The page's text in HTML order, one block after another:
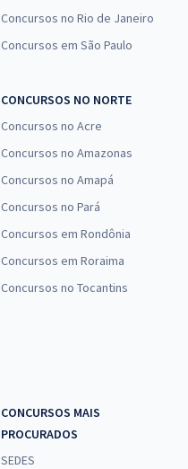
Concursos no Rio de Janeiro
Concursos em São Paulo
CONCURSOS NO NORTE
Concursos no Acre
Concursos no Amazonas
Concursos no Amapá
Concursos no Pará
Concursos em Rondônia
Concursos em Roraima
Concursos no Tocantins
CONCURSOS MAIS
PROCURADOS
SEDES